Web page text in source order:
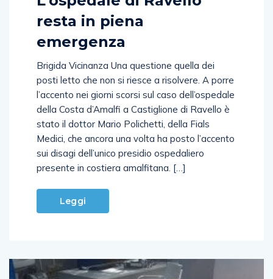
L’ospedale di Ravello
resta in piena
emergenza
Brigida Vicinanza Una questione quella dei
posti letto che non si riesce a risolvere. A porre
l’accento nei giorni scorsi sul caso dell’ospedale
della Costa d’Amalfi a Castiglione di Ravello è
stato il dottor Mario Polichetti, della Fials
Medici, che ancora una volta ha posto l’accento
sui disagi dell’unico presidio ospedaliero
Leggi